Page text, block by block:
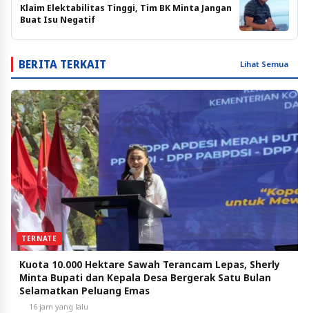
Klaim Elektabilitas Tinggi, Tim BK Minta Jangan
Buat Isu Negatif
BERITA TERKAIT Lihat Semua
TERNATE
Kuota 10.000 Hektare Sawah Terancam Lepas, Sherly
Minta Bupati dan Kepala Desa Bergerak Satu Bulan
Selamatkan Peluang Emas
16 jam yang lalu